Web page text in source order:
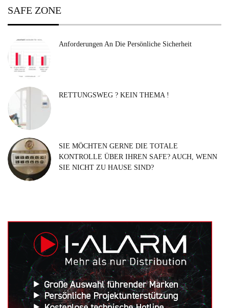
SAFE ZONE
Anforderungen An Die Persönliche Sicherheit
RETTUNGSWEG ? KEIN THEMA !
SIE MÖCHTEN GERNE DIE TOTALE
KONTROLLE ÜBER IHREN SAFE? AUCH, WENN
SIE NICHT ZU HAUSE SIND?